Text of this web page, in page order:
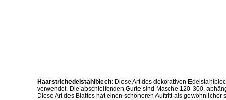
Haarstrichedelstahlblech: Diese Art des dekorativen
verwendet. Die abschleifenden Gurte sind Masche 120-300,
Diese Art des Blattes hat einen schöneren Auftritt als gewöhnlicher